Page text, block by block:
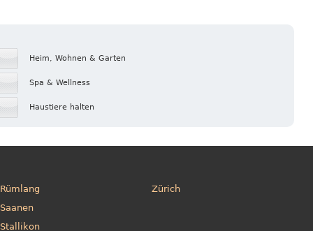
Heim, Wohnen & Garten
Spa & Wellness
Haustiere halten
Rümlang
Saanen
Stallikon
Zürich